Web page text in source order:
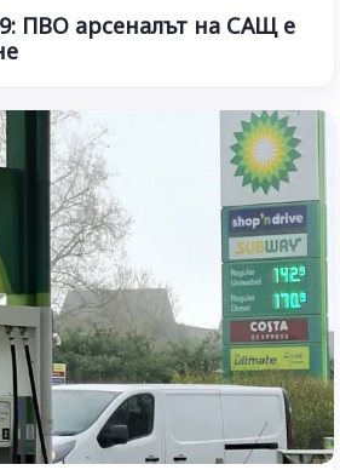
ПВО арсеналът на САЩ е